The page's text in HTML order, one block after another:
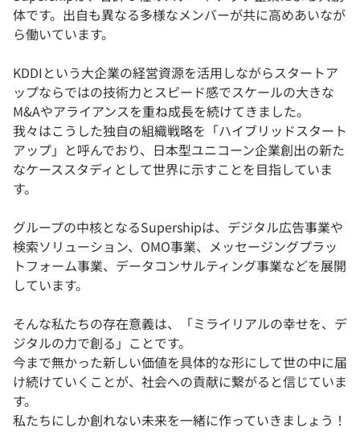
体です。出自も異なる多様なメンバーが共に高めあいなが
ら働いています。
KDDIという大企業の経営資源を活用しながらスタートア
ップならではの技術力とスピード感でスケールの大きな
M&Aやアライアンスを重ね成長を続けてきました。
我々はこうした独自の組織戦略を「ハイブリッドスタート
アップ」と呼んでおり、日本型ユニコーン企業創出の新た
なケーススタディとして世界に示すことを目指していま
す。
グループの中核となるSupershipは、デジタル広告事業や
検索ソリューション、OMO事業、メッセージングプラッ
トフォーム事業、データコンサルティング事業などを展開
しています。
そんな私たちの存在意義は、「ミライリアルの幸せを、デ
ジタルの力で創る」ことです。
今まで無かった新しい価値を具体的な形にして世の中に届
け続けていくことが、社会への貢献に繋がると信じていま
す。
私たちにしか創れない未来を一緒に作っていきましょう！